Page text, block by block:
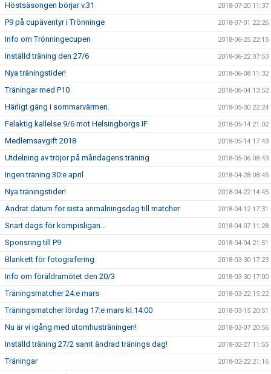
Höstsäsongen börjar v.31 2018-07-20 11:37
P9 på cupäventyr i Trönninge 2018-07-01 22:26
Info om Trönningecupen 2018-06-25 22:15
Inställd träning den 27/6 2018-06-22 07:53
Nya träningstider! 2018-06-08 11:32
Träningar med P10 2018-06-04 13:52
Härligt gäng i sommarvärmen. 2018-05-30 22:24
Felaktig kallelse 9/6 mot Helsingborgs IF 2018-05-14 21:02
Medlemsavgift 2018 2018-05-14 17:43
Utdelning av tröjor på måndagens träning 2018-05-06 08:43
Ingen träning 30:e april 2018-04-28 08:45
Nya träningstider! 2018-04-22 14:45
Ändrat datum för sista anmälningsdag till matcher 2018-04-12 17:31
Snart dags för kompisligan... 2018-04-07 11:28
Sponsring till P9 2018-04-04 21:51
Blankett för fotografering 2018-03-30 17:23
Info om föräldramötet den 20/3 2018-03-30 17:00
Träningsmatcher 24:e mars 2018-03-22 15:22
Träningsmatcher lördag 17:e mars kl.14:00 2018-03-15 20:51
Nu är vi igång med utomhusträningen! 2018-03-07 20:56
Inställd träning 27/2 samt ändrad tränings dag! 2018-02-27 11:55
Träningar 2018-02-22 21:16